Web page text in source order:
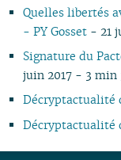
01
03
02
03
02
Quelles libertés
- PY Gosset- 21
Signature du
juin 2017 - 3 min
Décryptactualité
Décryptactualité